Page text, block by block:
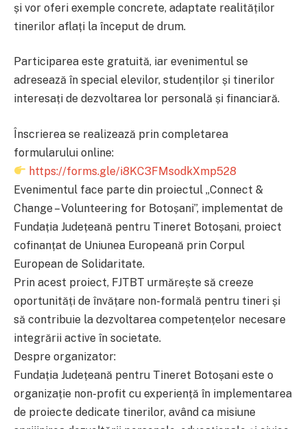
și vor oferi exemple concrete, adaptate realităților
tinerilor aflați la început de drum.
Participarea este gratuită, iar evenimentul se
adresează în special elevilor, studenților și tinerilor
interesați de dezvoltarea lor personală și financiară.
Înscrierea se realizează prin completarea
formularului online:
https://forms.gle/i8KC3FMsodkXmp528
Evenimentul face parte din proiectul „Connect &
Change – Volunteering for Botoșani”, implementat de
Fundația Județeană pentru Tineret Botoșani, proiect
cofinanțat de Uniunea Europeană prin Corpul
European de Solidaritate.
Prin acest proiect, FJTBT urmărește să creeze
oportunități de învățare non-formală pentru tineri și
să contribuie la dezvoltarea competențelor necesare
integrării active în societate.
Despre organizator:
Fundația Județeană pentru Tineret Botoșani este o
organizație non-profit cu experiență în implementarea
de proiecte dedicate tinerilor, având ca misiune